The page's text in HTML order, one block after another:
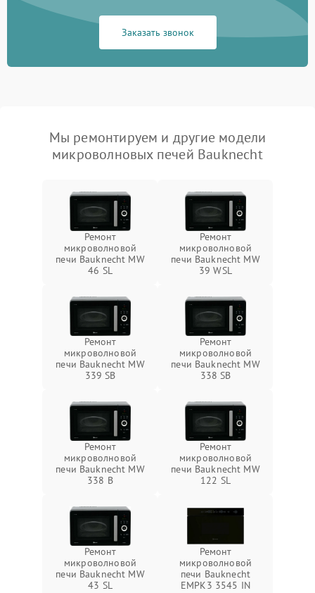
Заказать звонок
Мы ремонтируем и другие модели
микроволновых печей Bauknecht
Ремонт
микроволновой
печи Bauknecht MW
46 SL
Ремонт
микроволновой
печи Bauknecht MW
39 WSL
Ремонт
микроволновой
печи Bauknecht MW
339 SB
Ремонт
микроволновой
печи Bauknecht MW
338 SB
Ремонт
микроволновой
печи Bauknecht MW
338 B
Ремонт
микроволновой
печи Bauknecht MW
122 SL
Ремонт
микроволновой
печи Bauknecht MW
43 SL
Ремонт
микроволновой
печи Bauknecht
EMPK3 3545 IN